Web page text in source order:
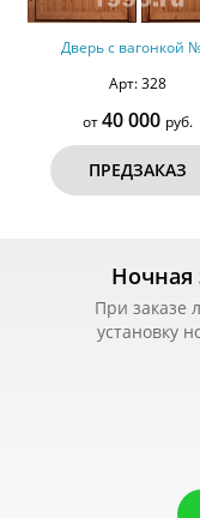
Дверь с вагонкой
Арт: 328
от40 000 руб.
ПРЕДЗАКАЗ
Ночная
При заказе
установку